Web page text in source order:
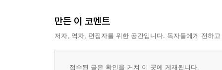
만든 이 코멘트
저자, 역자, 편집자를 위한 공간입니다. 독자들에게 전하
접수된 글은 확인을 거쳐 이 곳에 게재됩니다.